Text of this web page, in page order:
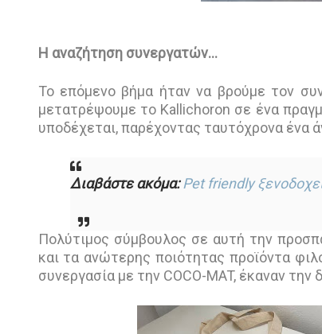
Η αναζήτηση συνεργατών…
Το επόμενο βήμα ήταν να βρούμε τον
μετατρέψουμε το Kallichoron σε ένα
υποδέχεται, παρέχοντας ταυτόχρονα ένα
Διαβάστε ακόμα: Pet friendly
Πολύτιμος σύμβουλος σε αυτή την
και τα ανώτερης ποιότητας προϊόντα
συνεργασία με την COCO-MAT, έκαναν την